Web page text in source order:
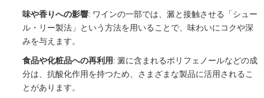
味や香りへの影響: ワインの一部では、澱と接触させる「シュー
ル・リー製法」という方法を用いることで、味わいにコクや深
みを与えます。
食品や化粧品への再利用: 澱に含まれるポリフェノールなどの成
分は、抗酸化作用を持つため、さまざまな製品に活用されるこ
とがあります。